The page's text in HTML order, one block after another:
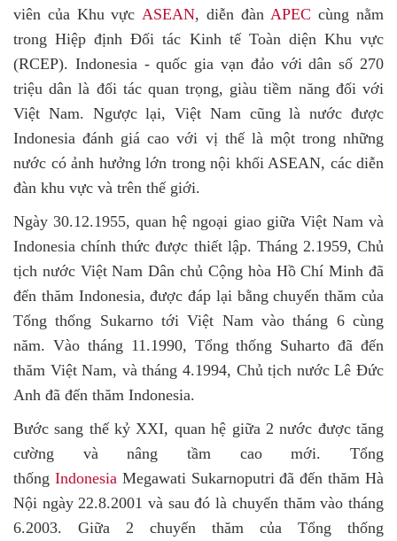
viên của Khu vựcASEAN, diễn đànAPEC cùng nằm
trong Hiệp định Đối tác Kinh tế Toàn diện Khu vực
(RCEP). Indonesia - quốc gia vạn đảo với dân số 270
triệu dânlà đối tác quan trọng, giàu tiềm năng đối với
Việt Nam. Ngược lại, Việt Nam cũng là nước được
Indonesia đánh giá cao với vị thế là một trong những
nước có ảnh hưởng lớn trong nội khối ASEAN, các diễn
đàn khu vực và trên thế giới.
Ngày 30.12.1955, quan hệ ngoại giao giữa Việt Nam và
Indonesia chính thức được thiết lập. Tháng 2.1959, Chủ
tịch nước Việt Nam Dân chủ Cộng hòa Hồ Chí Minh đã
đến thăm Indonesia, được đáp lại bằng chuyến thăm của
Tổng thống Sukarno tới Việt Nam vào tháng 6 cùng
năm. Vào tháng 11.1990, Tổng thống Suharto đã đến
thăm Việt Nam, và tháng 4.1994, Chủ tịch nước Lê Đức
Anh đã đến thăm Indonesia.
Bước sang thế kỷ XXI, quan hệ giữa 2 nước được tăng
cường và nâng tầm cao mới. Tổng
thống Indonesia Megawati Sukarnoputri đã đến thăm Hà
Nội ngày 22.8.2001 và sau đó là chuyến thăm vào tháng
6.2003. Giữa 2 chuyến thăm của Tổng thống